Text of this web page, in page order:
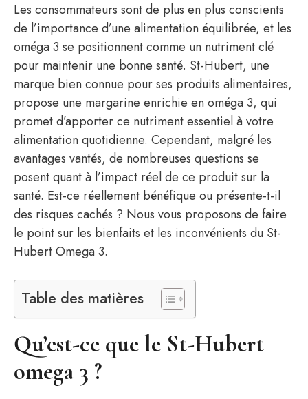
Les consommateurs sont de plus en plus conscients
de l’importance d’une alimentation équilibrée, et les
oméga 3 se positionnent comme un nutriment clé
pour maintenir une bonne santé. St-Hubert, une
marque bien connue pour ses produits alimentaires,
propose une margarine enrichie en oméga 3, qui
promet d’apporter ce nutriment essentiel à votre
alimentation quotidienne. Cependant, malgré les
avantages vantés, de nombreuses questions se
posent quant à l’impact réel de ce produit sur la
santé. Est-ce réellement bénéfique ou présente-t-il
des risques cachés ? Nous vous proposons de faire
le point sur les bienfaits et les inconvénients du St-
Hubert Omega 3.
Table des matières
Qu’est-ce que le St-Hubert
omega 3 ?